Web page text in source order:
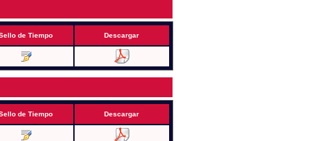
de Tiempo Descargar
de Tiempo Descargar